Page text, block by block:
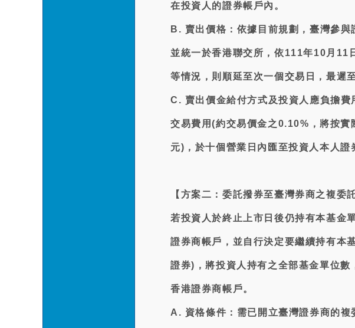
在投資人的證券帳戶內。
B. 賣出價格：依據目前規劃，臺灣參
並統一於香港聯交所，依111年10月11
等情況，則順延至次一個交易日，最遲
C. 賣出價金給付方式及投資人應負擔
交易費用(約交易價金之0.10%，將按
元)，於十個營業日內匯至投資人本人證
【方案二：委託撥券至臺灣券商之複委
若投資人於終止上市日後仍持有本基金
證券商帳戶，並自行決定要繼續持有本
證券)，將投資人持有之全部基金單位
香港證券商帳戶。
A. 資格條件：需已開立臺灣證券商的複